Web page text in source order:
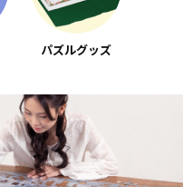
パズルグッズ